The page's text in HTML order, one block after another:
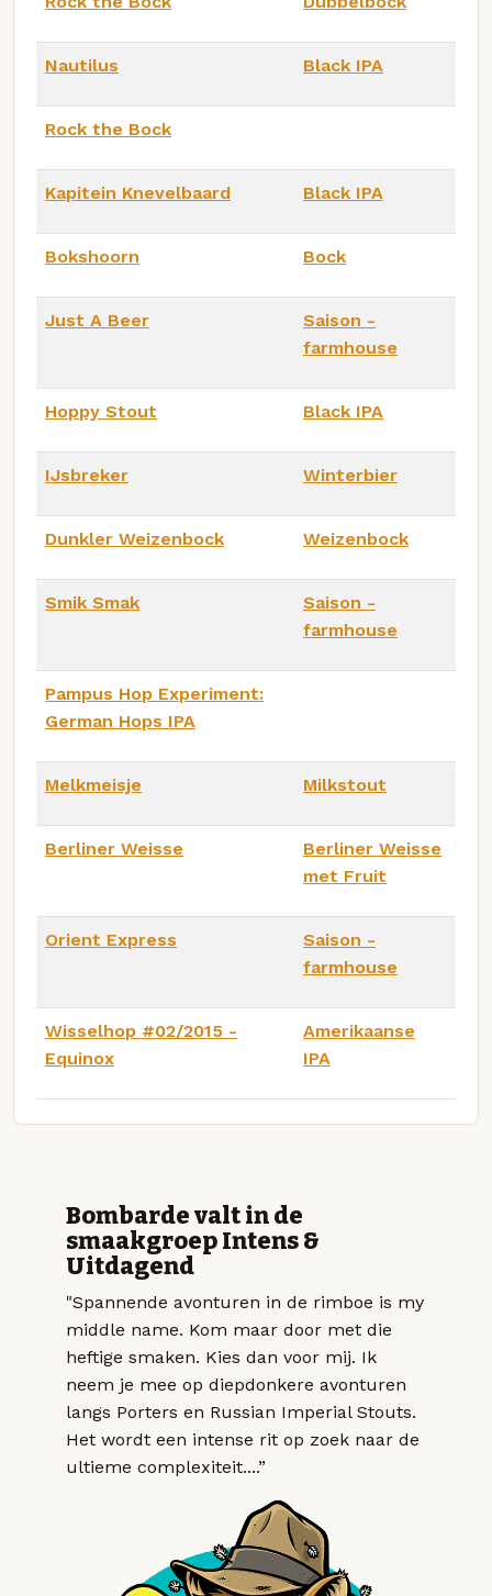
Nautilus Black IPA
Rock the Bock
Kapitein Knevelbaard Black IPA
Bokshoorn Bock
Just A Beer
Saison -
farmhouse
Hoppy Stout Black IPA
IJsbreker Winterbier
Dunkler Weizenbock Weizenbock
Smik Smak
Saison -
farmhouse
Pampus Hop Experiment:
German Hops IPA
Melkmeisje Milkstout
Berliner Weisse
Berliner Weisse
met Fruit
Orient Express
Saison -
farmhouse
Wisselhop #02/2015 -
Equinox
Amerikaanse
IPA
Bombarde valt in de
smaakgroep Intens &
Uitdagend
"Spannende avonturen in de rimboe is my
middle name. Kom maar door met die
heftige smaken. Kies dan voor mij. Ik
neem je mee op diepdonkere avonturen
langs Porters en Russian Imperial Stouts.
Het wordt een intense rit op zoek naar de
ultieme complexiteit....”